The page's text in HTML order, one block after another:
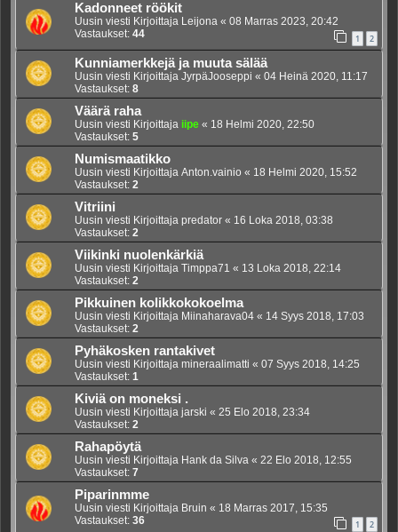
Kadonneet röökit
Uusin viesti Kirjoittaja Leijona « 08 Marras 2023, 20:42
Vastaukset: 44 1 2
Kunniamerkkejä ja muuta sälää
Uusin viesti Kirjoittaja JyrpäJooseppi « 04 Heinä 2020, 11:17
Vastaukset: 8
Väärä raha
Uusin viesti Kirjoittaja iipe « 18 Helmi 2020, 22:50
Vastaukset: 5
Numismaatikko
Uusin viesti Kirjoittaja Anton.vainio « 18 Helmi 2020, 15:52
Vastaukset: 2
Vitriini
Uusin viesti Kirjoittaja predator « 16 Loka 2018, 03:38
Vastaukset: 2
Viikinki nuolenkärkiä
Uusin viesti Kirjoittaja Timppa71 « 13 Loka 2018, 22:14
Vastaukset: 2
Pikkuinen kolikkokokoelma
Uusin viesti Kirjoittaja Miinaharava04 « 14 Syys 2018, 17:03
Vastaukset: 2
Pyhäkosken rantakivet
Uusin viesti Kirjoittaja mineraalimatti « 07 Syys 2018, 14:25
Vastaukset: 1
Kiviä on moneksi .
Uusin viesti Kirjoittaja jarski « 25 Elo 2018, 23:34
Vastaukset: 2
Rahapöytä
Uusin viesti Kirjoittaja Hank da Silva « 22 Elo 2018, 12:55
Vastaukset: 7
Piparinmme
Uusin viesti Kirjoittaja Bruin « 18 Marras 2017, 15:35
Vastaukset: 36 1 2